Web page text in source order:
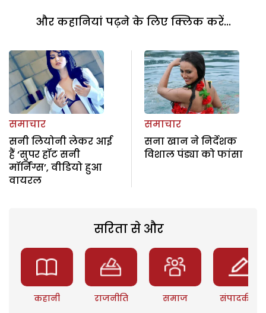
और कहानियां पढ़ने के लिए क्लिक करें...
समाचार
सनी लियोनी लेकर आई
हैं ‘सुपर हॉट सनी
मॉर्निंग्स’, वीडियो हुआ
वायरल
समाचार
सना खान ने निर्देशक
विशाल पंड्या को फांसा
सरिता से और
कहानी राजनीति समाज संपादकीय